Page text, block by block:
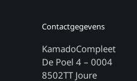
Contactgegevens
KamadoCompleet
De Poel 4 – 0004
8502TT Joure